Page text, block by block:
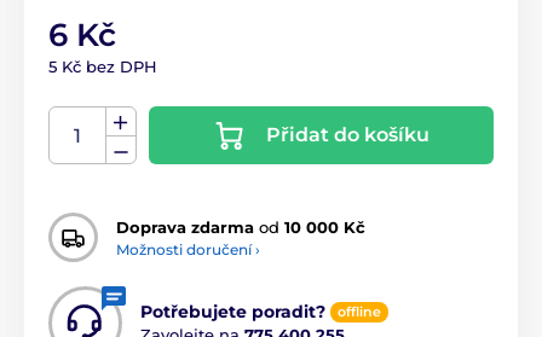
6 Kč
5 Kč bez DPH
Přidat do košíku
Doprava zdarma od 10 000 Kč
Možnosti doručení ›
Potřebujete poradit? offline